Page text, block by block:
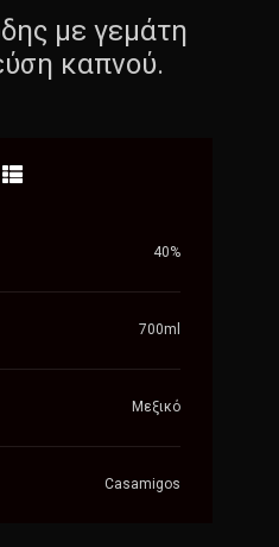
με γεμάτη
καπνού.
40%
700ml
Μεξικό
Casamigos